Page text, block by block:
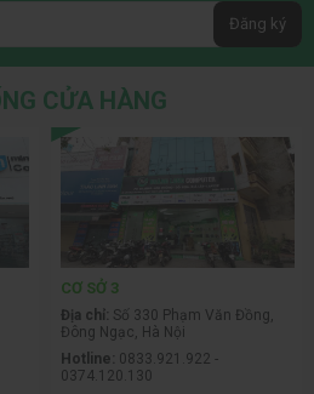
Đăng ký
CỬA HÀNG
CƠ SỞ 3
Địa chỉ: Số 330 Phạm Văn Đồng,
Đông Ngạc, Hà Nội
Hotline: 0833.921.922 -
0374.120.130